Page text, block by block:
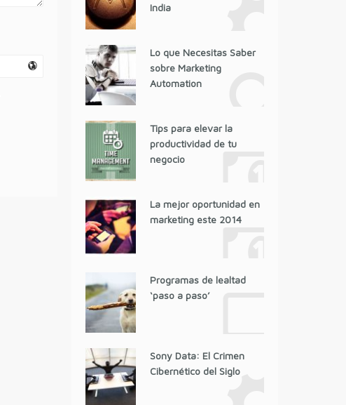
India
Lo que Necesitas Saber
sobre Marketing
Automation
Tips para elevar la
productividad de tu
negocio
La mejor oportunidad en
marketing este 2014
Programas de lealtad
‘paso a paso’
Sony Data: El Crimen
Cibernético del Siglo